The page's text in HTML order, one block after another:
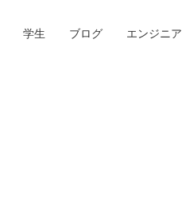
学生 ブログ エンジニア